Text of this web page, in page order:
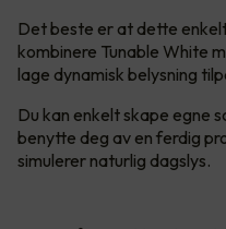
Det beste er at dette
kombinere Tunable White
lage dynamisk belysning
Du kan enkelt skape egne
benytte deg av en ferdig
simulerer naturlig dagslys.